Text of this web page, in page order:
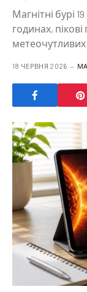
Магнітні бурі
годинах,
метеочутливих
18 ЧЕРВНЯ 2026